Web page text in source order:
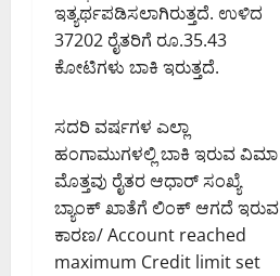
ಇತ್ಯರ್ಥಪಡಿಸಲಾಗಿರುತ್ತದೆ. ಉಳಿದ
37202 ರೈತರಿಗೆ ರೂ.35.43
ಕೋಟಿಗಳು ಬಾಕಿ ಇರುತ್ತದೆ.
ಸದರಿ ವರ್ಷಗಳ ಎಲ್ಲಾ
ಹಂಗಾಮುಗಳಲ್ಲಿ ಬಾಕಿ ಇರುವ ವಿಮಾ
ಮೊತ್ತವು ರೈತರ ಆಧಾರ್ ಸಂಖ್ಯೆ
ಬ್ಯಾಂಕ್ ಖಾತೆಗೆ ಲಿಂಕ್ ಆಗದೆ ಇರುವ
ಕಾರಣ/ Account reached
maximum Credit limit set